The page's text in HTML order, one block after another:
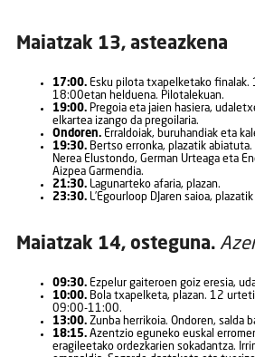
Maiatzak 13, asteazkena
17:00.Esku pilota txapelketako finalak.
18:00etan helduena. Pilotalekuan.
19:00.Pregoia eta jaien hasiera,
elkartea izango da pregoilaria.
Ondoren.Erraldoiak, buruhandiak eta
19:30.Bertso erronka, plazatik abiatuta.
Nerea Elustondo, German Urteaga eta
Aizpea Garmendia.
21:30.Lagunarteko afaria, plazan.
23:30.L’Egourloop DJaren saioa,
Maiatzak 14, osteguna.
09:30.Ezpelur gaiteroen goiz eresia,
10:00.Bola txapelketa, plazan. 12
09:00-11:00.
13:00.Zunba herrikoia. Ondoren, salda
18:15.Azentzio eguneko euskal
eragileetako ordezkarien sokadantza.